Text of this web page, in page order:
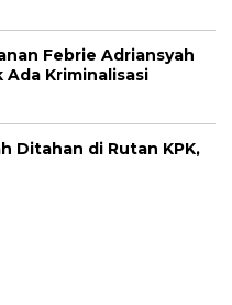
Febrie Adriansyah
Ada Kriminalisasi
Ditahan di Rutan KPK,